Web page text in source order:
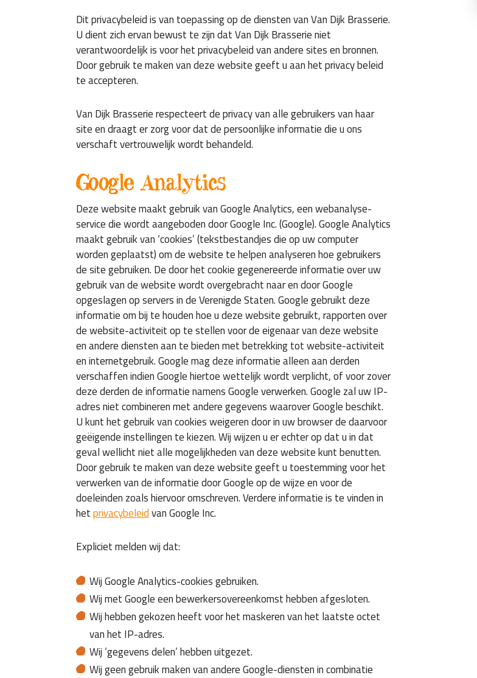
Dit privacybeleid is van toepassing op de diensten van Van Dijk Brasserie.
U dient zich ervan bewust te zijn dat Van Dijk Brasserie niet
verantwoordelijk is voor het privacybeleid van andere sites en bronnen.
Door gebruik te maken van deze website geeft u aan het privacy beleid
te accepteren.
Van Dijk Brasserie respecteert de privacy van alle gebruikers van haar
site en draagt er zorg voor dat de persoonlijke informatie die u ons
verschaft vertrouwelijk wordt behandeld.
Google Analytics
Deze website maakt gebruik van Google Analytics, een webanalyse-
service die wordt aangeboden door Google Inc. (Google). Google Analytics
maakt gebruik van ‘cookies’ (tekstbestandjes die op uw computer
worden geplaatst) om de website te helpen analyseren hoe gebruikers
de site gebruiken. De door het cookie gegenereerde informatie over uw
gebruik van de website wordt overgebracht naar en door Google
opgeslagen op servers in de Verenigde Staten. Google gebruikt deze
informatie om bij te houden hoe u deze website gebruikt, rapporten over
de website-activiteit op te stellen voor de eigenaar van deze website
en andere diensten aan te bieden met betrekking tot website-activiteit
en internetgebruik. Google mag deze informatie alleen aan derden
verschaffen indien Google hiertoe wettelijk wordt verplicht, of voor zover
deze derden de informatie namens Google verwerken. Google zal uw IP-
adres niet combineren met andere gegevens waarover Google beschikt.
U kunt het gebruik van cookies weigeren door in uw browser de daarvoor
geëigende instellingen te kiezen. Wij wijzen u er echter op dat u in dat
geval wellicht niet alle mogelijkheden van deze website kunt benutten.
Door gebruik te maken van deze website geeft u toestemming voor het
verwerken van de informatie door Google op de wijze en voor de
doeleinden zoals hiervoor omschreven. Verdere informatie is te vinden in
hetprivacybeleidvan Google Inc.
Expliciet melden wij dat:
Wij Google Analytics-cookies gebruiken.
Wij met Google een bewerkersovereenkomst hebben afgesloten.
Wij hebben gekozen heeft voor het maskeren van het laatste octet
van het IP-adres.
Wij ‘gegevens delen’ hebben uitgezet.
Wij geen gebruik maken van andere Google-diensten in combinatie